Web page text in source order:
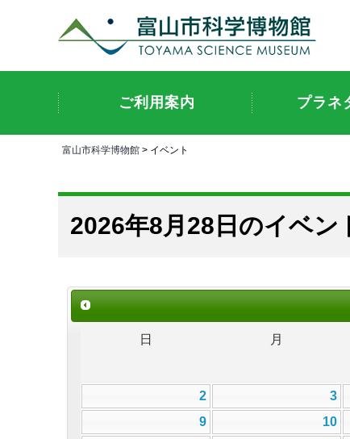
ご利用案内 プラネ
富山市科学博物館 > イベント
2026年8月28日のイベン
日 月
2
3
9
10